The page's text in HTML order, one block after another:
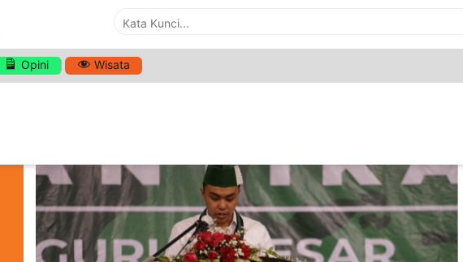
Opini Wisata
HASHTAG:PB HMI